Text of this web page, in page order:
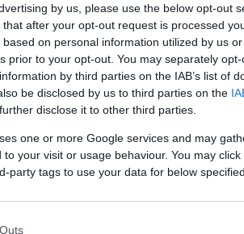
by us, please use the below opt-out
after your opt-out request is processed
on personal information utilized by us
prior to your opt-out. You may separately
by third parties on the IAB’s list of
be disclosed by us to third parties on the
disclose it to other third parties.
one or more Google services and may
your visit or usage behaviour. You may
party tags to use your data for below
una realtà consolidata
nel Basket Pool
ma un vero e proprio
Tondelli, vice-presidente
legame con la società
anni abbiamo deciso di
solo un atto di marketing,
comunità locale.